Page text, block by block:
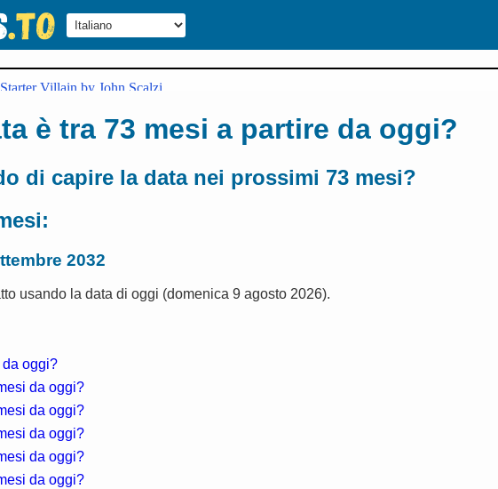
è tra 73 mesi a partire da oggi?
di capire la data nei prossimi 73 mesi?
2032
usando la data di oggi (domenica 9 agosto 2026).
da oggi?
da oggi?
da oggi?
da oggi?
da oggi?
da oggi?